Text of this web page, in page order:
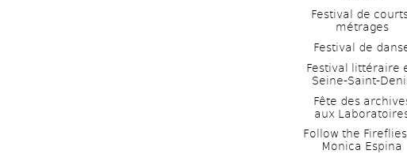
Festival de
métrages
Festival de
Festival littéraire
Seine-Saint-
Fête des
aux
Follow the
Monica Espina